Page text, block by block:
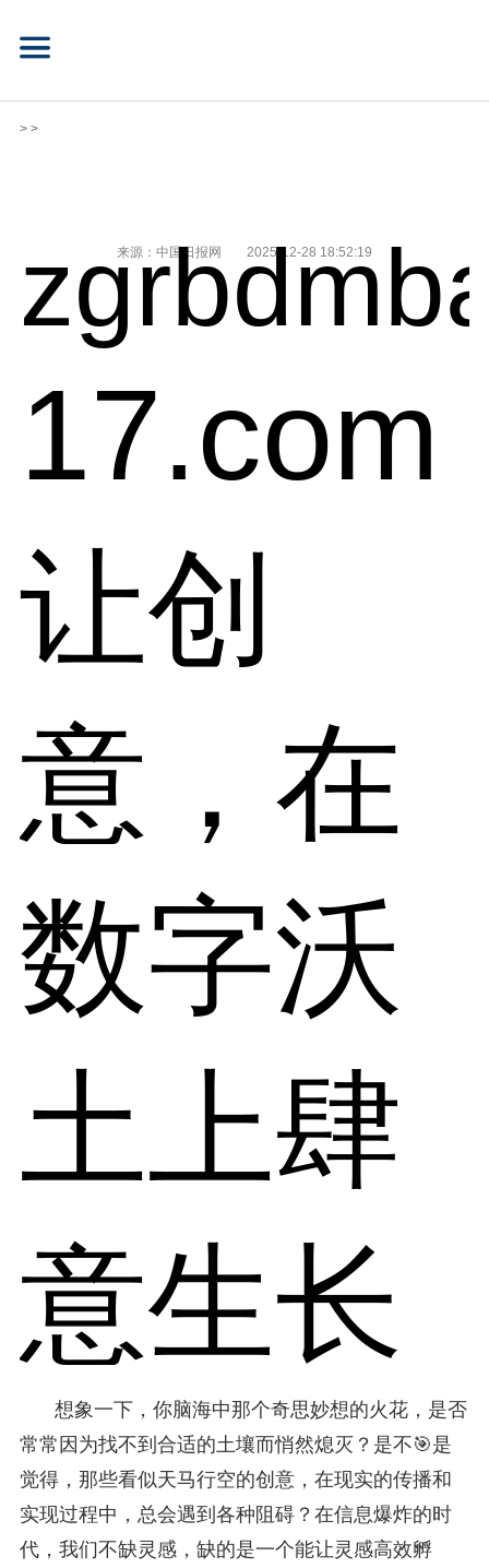
> >
来源：中国日报网 2025-12-28 18:52:19
17.com
让创
意，在
数字沃
土上肆
意生长
想象一下，你脑海中那个奇思妙想的火花，是否
常常因为找不到合适的土壤而悄然熄灭？是不🎯是
觉得，那些看似天马行空的创意，在现实的传播和
实现过程中，总会遇到各种阻碍？在信息爆炸的时
代，我们不缺灵感，缺的是一个能让灵感高效孵